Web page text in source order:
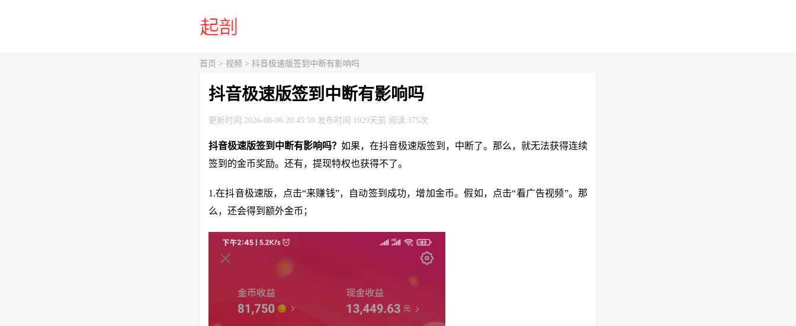
首页 > 视频 > 抖音极速版签到中断有影响吗
抖音极速版签到中断有影响吗
更新时间:2026-08-06 20:45:59 发布时间:1929天前 阅读:375次
抖音极速版签到中断有影响吗？ 如果，在抖音极速版签到，中断了。那么，就无法获得连续
签到的金币奖励。还有，提现特权也获得不了。
1.在抖音极速版，点击“来赚钱”，自动签到成功，增加金币。假如，点击“看广告视频”。那
么，还会得到额外金币；